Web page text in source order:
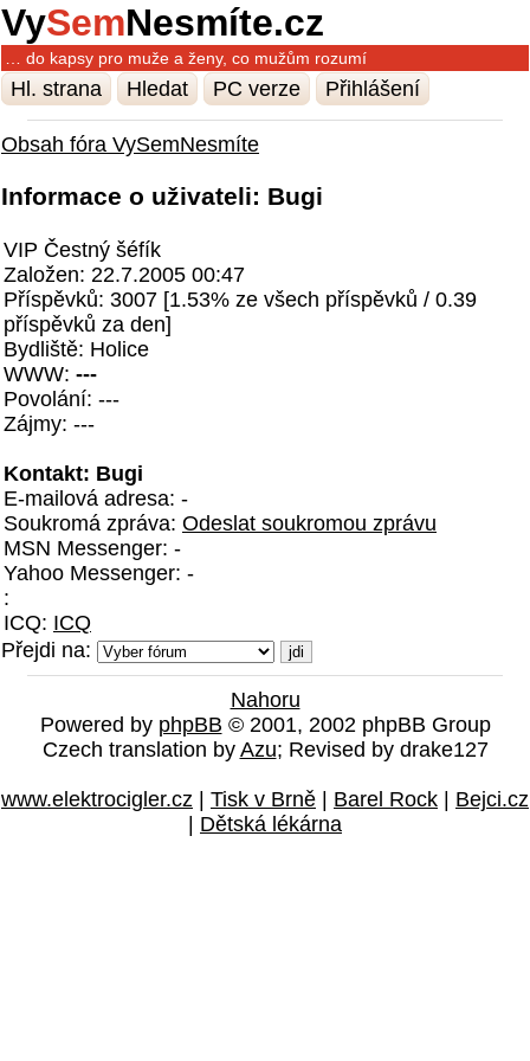
VySemNesmíte.cz
… do kapsy pro muže a ženy, co mužům rozumí
Hl. strana Hledat PC verze Přihlášení
Obsah fóra VySemNesmíte
Informace o uživateli: Bugi
VIP Čestný šéfík
Založen: 22.7.2005 00:47
Příspěvků: 3007 [1.53% ze všech příspěvků / 0.39
příspěvků za den]
Bydliště: Holice
WWW: ---
Povolání: ---
Zájmy: ---
Kontakt: Bugi
E-mailová adresa: -
Soukromá zpráva: Odeslat soukromou zprávu
MSN Messenger: -
Yahoo Messenger: -
:
ICQ: ICQ
Přejdi na:
Nahoru
Powered by phpBB © 2001, 2002 phpBB Group
Czech translation by Azu; Revised by drake127
www.elektrocigler.cz Tisk v Brně Barel Rock
Bejci.cz
Dětská lékárna